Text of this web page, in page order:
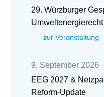
29. Würzburger
Umweltenergierecht
zur Veranstaltung
9. September 2026
EEG 2027 &
Reform-Update